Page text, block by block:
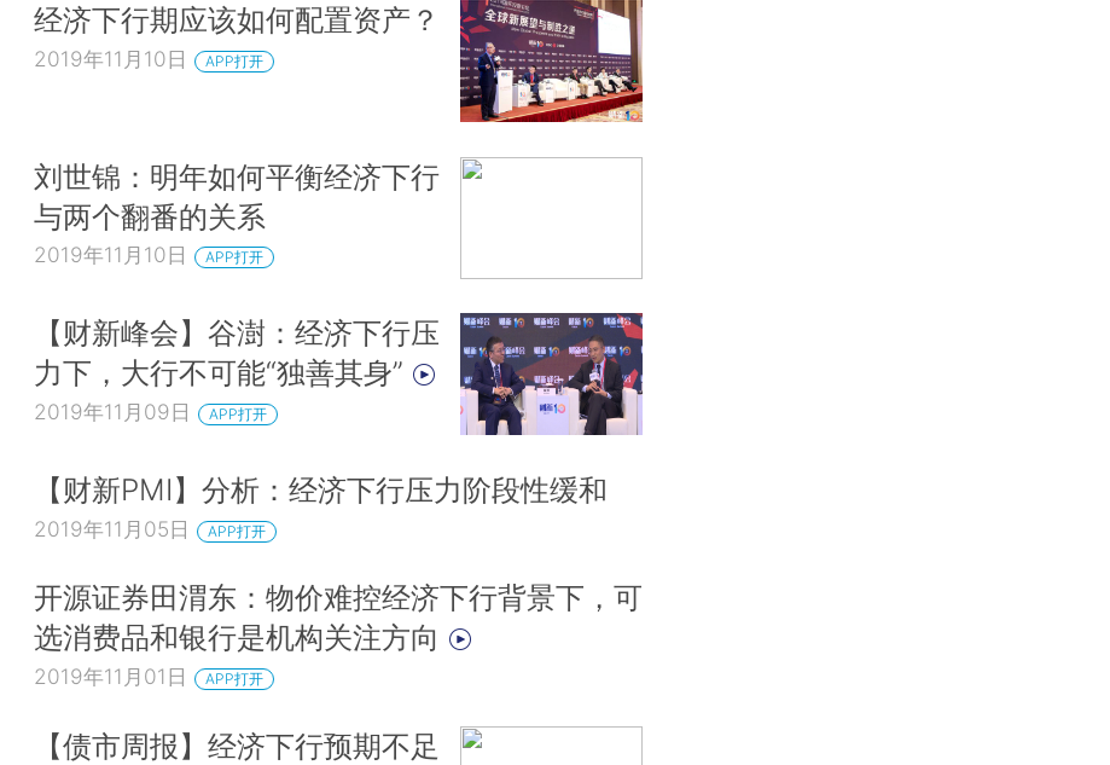
经济下行期应该如何配置资产？
2019年11月10日 APP打开
刘世锦：明年如何平衡经济下行
与两个翻番的关系
2019年11月10日 APP打开
【财新峰会】谷澍：经济下行压
力下，大行不可能“独善其身”
2019年11月09日 APP打开
【财新PMI】分析：经济下行压力阶段性缓和
2019年11月05日 APP打开
开源证券田渭东：物价难控经济下行背景下，可
选消费品和银行是机构关注方向
2019年11月01日 APP打开
【债市周报】经济下行预期不足